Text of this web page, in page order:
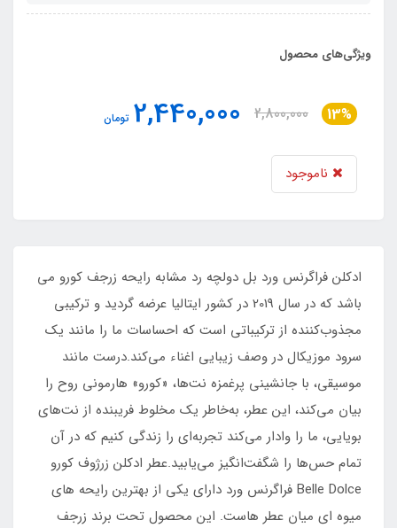
ویژگی‌های محصول
13%
2,800,000
2,440,000 تومان
ناموجود
ادکلن فراگرنس ورد بل دولچه رد مشابه رایحه زرجف کورو می
باشد که در سال 2019 در کشور ایتالیا عرضه گردید و ترکیبی
مجذوب‌کننده از ترکیباتی است که احساسات ما را مانند یک
سرود موزیکال در وصف زیبایی اغناء می‌کند.درست مانند
موسیقی، با جانشینی پرغمزه نت‌ها، «کورو» هارمونی روح را
بیان می‌کند، این عطر، به‌خاطر یک مخلوط فریبنده از نت‌های
بویایی، ما را وادار می‌کند تجربه‌ای را زندگی کنیم که در آن
تمام حس‌ها را شگفت‌انگیز می‌یابید.عطر ادکلن زرژوف کورو
Belle Dolce فراگرنس ورد دارای یکی از بهترین رایحه های
میوه ای میان عطر هاست. این محصول تحت برند زرجف